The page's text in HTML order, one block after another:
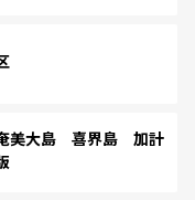
美大島 喜界島 加計